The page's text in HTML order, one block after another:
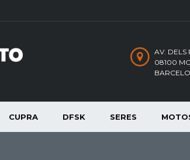
AV. DELS
08100
CUPRA DFSK SERES